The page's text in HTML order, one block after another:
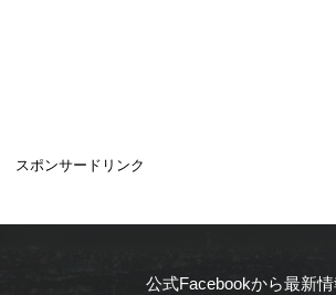
スポンサードリンク
公式Facebookから最新情